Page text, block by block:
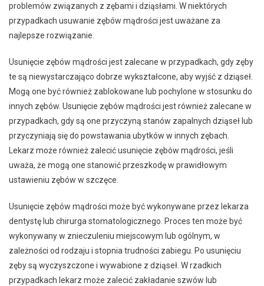
problemów związanych z zębami i dziąsłami. W niektórych
przypadkach usuwanie zębów mądrości jest uważane za
najlepsze rozwiązanie.
Usunięcie zębów mądrości jest zalecane w przypadkach, gdy zęby
te są niewystarczająco dobrze wykształcone, aby wyjść z dziąseł.
Mogą one być również zablokowane lub pochylone w stosunku do
innych zębów. Usunięcie zębów mądrości jest również zalecane w
przypadkach, gdy są one przyczyną stanów zapalnych dziąseł lub
przyczyniają się do powstawania ubytków w innych zębach.
Lekarz może również zalecić usunięcie zębów mądrości, jeśli
uważa, że mogą one stanowić przeszkodę w prawidłowym
ustawieniu zębów w szczęce.
Usunięcie zębów mądrości może być wykonywane przez lekarza
dentystę lub chirurga stomatologicznego. Proces ten może być
wykonywany w znieczuleniu miejscowym lub ogólnym, w
zależności od rodzaju i stopnia trudności zabiegu. Po usunięciu
zęby są wyczyszczone i wywabione z dziąseł. W rzadkich
przypadkach lekarz może zalecić zakładanie szwów lub